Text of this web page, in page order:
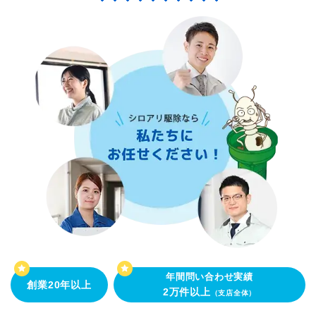
創業20年以上
年間問い合わせ実績
2万件以上 （支店全体）